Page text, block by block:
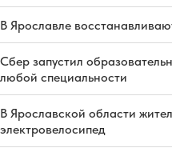
В Ярославле
Сбер запустил
любой специальности
В Ярославской области
электровелосипед